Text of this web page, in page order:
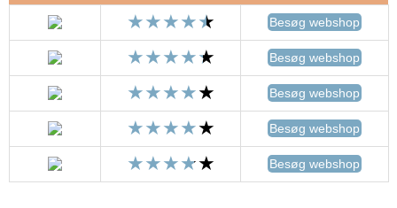
Besøg webshop
Besøg webshop
Besøg webshop
Besøg webshop
Besøg webshop